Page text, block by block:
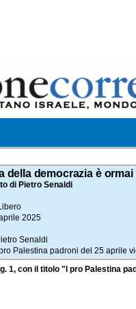
della democrazia è
di Pietro Senaldi
2025
Senaldi
Palestina padroni del 25 aprile
1, con il titolo "I pro Palestina